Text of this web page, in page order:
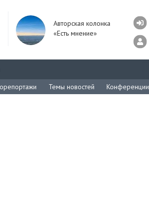
Авторская колонка
«Есть мнение»
Темы новостей Конференции